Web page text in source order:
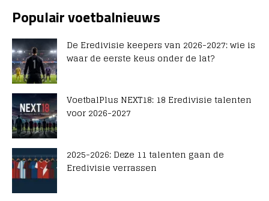
Populair voetbalnieuws
De Eredivisie keepers van 2026-2027: wie is
waar de eerste keus onder de lat?
VoetbalPlus NEXT18: 18 Eredivisie talenten
voor 2026-2027
2025-2026: Deze 11 talenten gaan de
Eredivisie verrassen